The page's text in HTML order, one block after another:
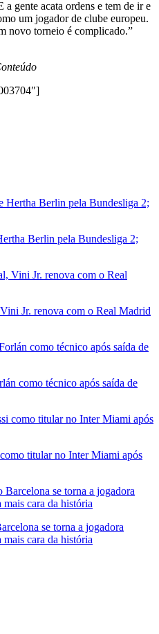
gente acata ordens e tem de ir e
um jogador de clube europeu.
novo torneio é complicado.”
Berlin pela Bundesliga 2;
Jr. renova com o Real Madrid
como técnico após saída de
titular no Inter Miami após
se torna a jogadora
cara da história